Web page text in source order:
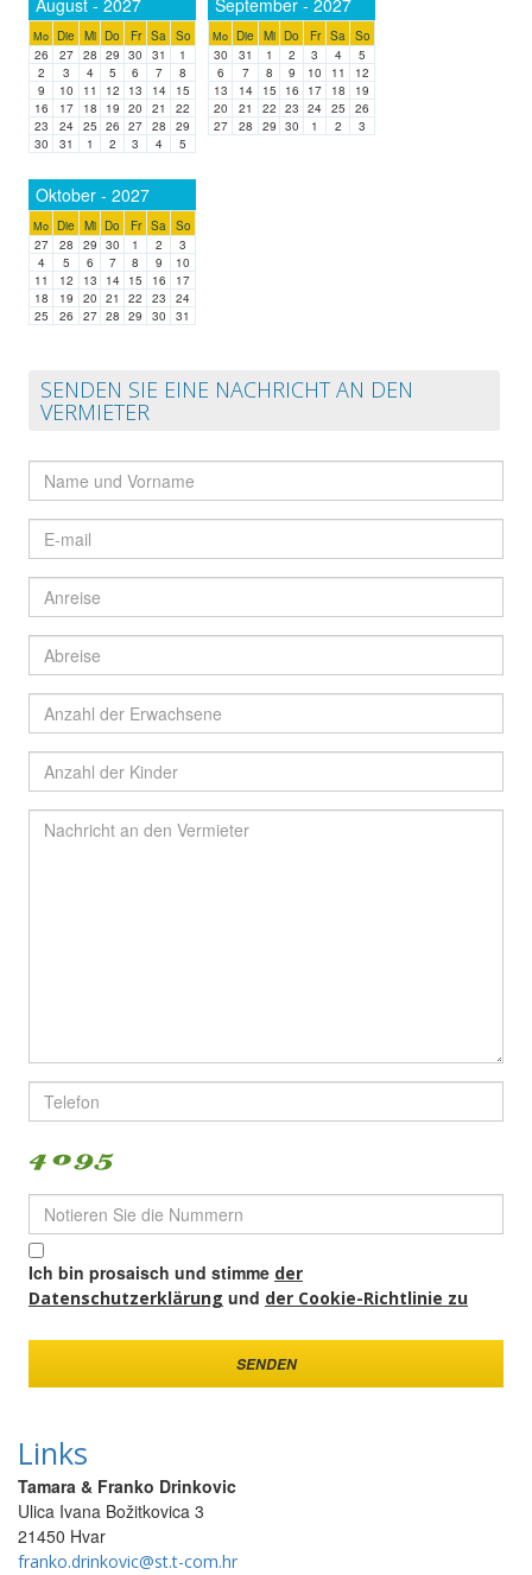
August - 2027
Mo Die Mi Do Fr Sa So
26
27 28 29 30 31
1
2
3 4 5 6 7
8
9
10 11 12 13 14
15
16
17 18 19 20 21
22
23
24 25 26 27 28
29
30
31 1 2 3 4 5
September - 2027
Mo Die Mi Do Fr Sa So
30
31 1 2 3 4
5
6
7 8 9 10 11
12
13
14 15 16 17 18
19
20
21 22 23 24 25
26
27
28 29 30 1 2 3
Oktober - 2027
Mo Die Mi Do Fr Sa So
27
28 29 30 1 2
3
4
5 6 7 8 9
10
11
12 13 14 15 16
17
18
19 20 21 22 23
24
25
26 27 28 29 30 31
SENDEN SIE EINE NACHRICHT AN DEN
VERMIETER
Ich bin prosaisch und stimme der
Datenschutzerklärung und der Cookie-Richtlinie zu
SENDEN
Datenschutzerklärung
Links
Tamara & Franko Drinkovic
Ulica Ivana Božitkovica 3
21450 Hvar
franko.drinkovic@st.t-com.hr